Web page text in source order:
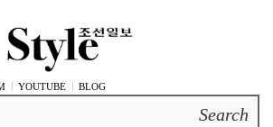
YOUTUBE BLOG